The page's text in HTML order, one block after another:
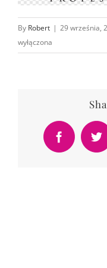
By Robert | 29 września,
wyłączona
Facebook